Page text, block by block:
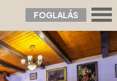
FOGLALÁS
(nappalis, galériás, 2 szobás)